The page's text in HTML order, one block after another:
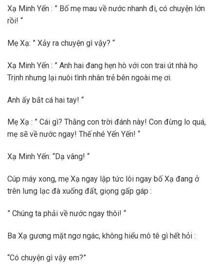
Xạ Minh Yến : ” Bố mẹ mau về nước nhanh đi, có chuyện lớn
rồi! “
Mẹ Xạ: ” Xảy ra chuyện gì vậy? “
Xạ Minh Yến : ” Anh hai đang hẹn hò với con trai út nhà họ
Trịnh nhưng lại nuôi tình nhân trẻ bên ngoài mẹ ơi.
Anh ấy bắt cá hai tay! “
Mẹ Xạ : ” Cái gì? Thằng con trời đánh này! Con đừng lo quá,
mẹ sẽ về nước ngay! Thế nhé Yến Yến! “
Xạ Minh Yến: “Dạ vâng! “
Cúp máy xong, mẹ Xạ ngay lập tức lôi ngay bố Xạ đang ở
trên lưng lạc đà xuống đất, giọng gấp gáp :
” Chúng ta phải về nước ngay thôi! “
Ba Xạ gương mặt ngơ ngác, không hiểu mô tê gì hết hỏi :
“Có chuyện gì vậy em?”